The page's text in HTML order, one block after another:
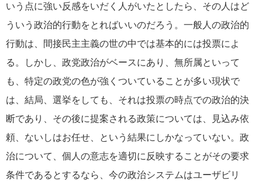
いう点に強い反感をいだく人がいたとしたら、その人はど
ういう政治的行動をとればいいのだろう。一般人の政治的
行動は、間接民主主義の世の中では基本的には投票によ
る。しかし、政党政治がベースにあり、無所属といって
も、特定の政党の色が強くついていることが多い現状で
は、結局、選挙をしても、それは投票の時点での政治的決
断であり、その後に提案される政策については、見込み依
頼、ないしはお任せ、という結果にしかなっていない。政
治について、個人の意志を適切に反映することがその要求
条件であるとするなら、今の政治システムはユーザビリ